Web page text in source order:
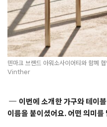
덴마크 브랜드 아워소사이어티와 함
Vinther
이번에 소개한 가구와 테
이름을 붙이셨어요. 어떤 의미를